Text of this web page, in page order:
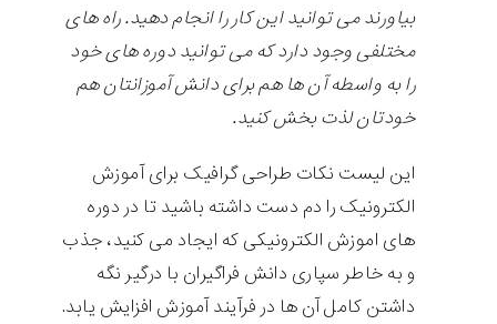
بیاورند می توانید این کار را انجام دهید. راه های
مختلفی وجود دارد که می توانید دوره های خود
را به واسطه آن ها هم برای دانش آموزانتان هم
خودتان لذت بخش کنید.
این لیست نکات طراحی گرافیک برای آموزش
الکترونیک را دم دست داشته باشید تا در دوره
های اموزش الکترونیکی که ایجاد می کنید، جذب
و به خاطر سپاری دانش فراگیران با درگیر نگه
داشتن کامل آن ها در فرآیند آموزش افزایش یابد.